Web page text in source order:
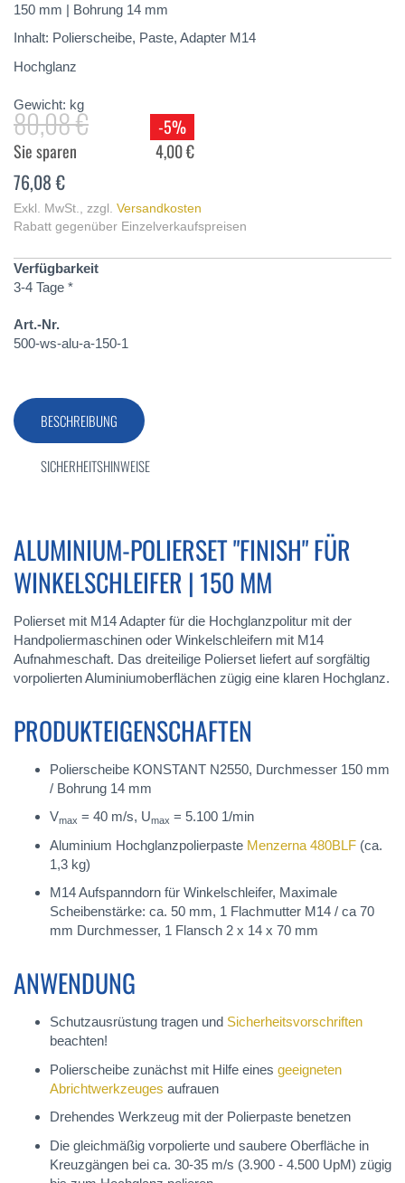
150 mm | Bohrung 14 mm
Inhalt: Polierscheibe, Paste, Adapter M14
Hochglanz
Gewicht: kg
80,08 €
-5%
Sie sparen
4,00 €
76,08 €
Exkl. MwSt. zzgl. Versandkosten
Rabatt gegenüber Einzelverkaufspreisen
Verfügbarkeit
3-4 Tage *
Art.-Nr.
500-ws-alu-a-150-1
BESCHREIBUNG
ALUMINIUM-POLIERSET "FINISH" FÜR
WINKELSCHLEIFER | 150 MM
Polierset mit M14 Adapter für die Hochglanzpolitur mit der
Handpoliermaschinen oder Winkelschleifern mit M14
Aufnahmeschaft. Das dreiteilige Polierset liefert auf sorgfältig
vorpolierten Aluminiumoberflächen zügig eine klaren Hochglanz.
PRODUKTEIGENSCHAFTEN
Polierscheibe KONSTANT N2550, Durchmesser 150 mm
/ Bohrung 14 mm
Vmax = 40 m/s, Umax = 5.100 1/min
Aluminium Hochglanzpolierpaste Menzerna 480BLF (ca.
1,3 kg)
M14 Aufspanndorn für Winkelschleifer, Maximale
Scheibenstärke: ca. 50 mm, 1 Flachmutter M14 / ca 70
mm Durchmesser, 1 Flansch 2 x 14 x 70 mm
ANWENDUNG
Schutzausrüstung tragen und Sicherheitsvorschriften
beachten!
Polierscheibe zunächst mit Hilfe eines geeigneten
Abrichtwerkzeuges aufrauen
Drehendes Werkzeug mit der Polierpaste benetzen
Die gleichmäßig vorpolierte und saubere Oberfläche in
Kreuzgängen bei ca. 30-35 m/s (3.900 - 4.500 UpM) zügig
SICHERHEITSHINWEISE